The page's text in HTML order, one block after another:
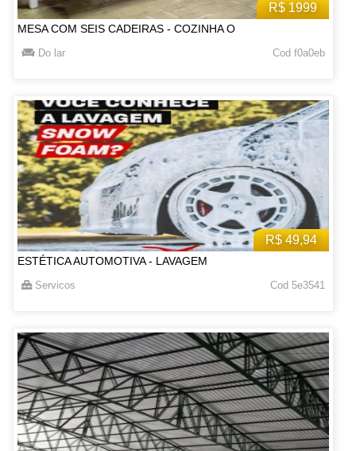
R$ 1999
MESA COM SEIS CADEIRAS - COZINHA O
Do lar Cod f0a0eb
R$ 49,94
ESTÉTICA AUTOMOTIVA - LAVAGEM
Servicos Cod 5e3541